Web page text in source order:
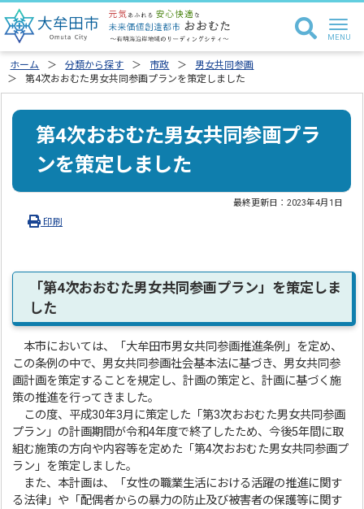
ホーム 分類から探す 市政
男女共同参画
第4次おおむた男女共同参画プランを策定しました
第4次おおむた男女共同参画プラ
ンを策定しました
最終更新日：2023年4月1日
印刷
「第4次おおむた男女共同参画プラン」を策定しま
した
本市においては、「大牟田市男女共同参画推進条例」を定め、
この条例の中で、男女共同参画社会基本法に基づき、男女共同参
画計画を策定することを規定し、計画の策定と、計画に基づく施
策の推進を行ってきました。
この度、平成30年3月に策定した「第3次おおむた男女共同参画
プラン」の計画期間が令和4年度で終了したため、今後5年間に取
組む施策の方向や内容等を定めた「第4次おおむた男女共同参画プ
ラン」を策定しました。
また、本計画は、「女性の職業生活における活躍の推進に関す
る法律」や「配偶者からの暴力の防止及び被害者の保護等に関す